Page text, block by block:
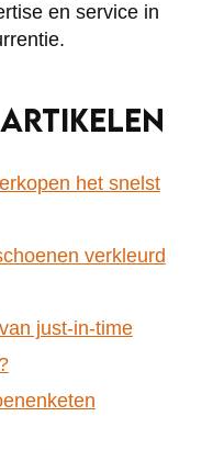
en service in
het snelst
verkleurd
just-in-time